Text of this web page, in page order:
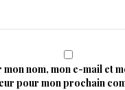
nom, mon e-mail et
pour mon prochain